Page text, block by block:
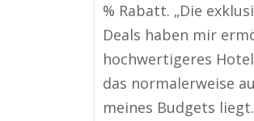
% Rabatt. „Die
Deals haben mir
hochwertigeres
das normalerweise
meines Budgets